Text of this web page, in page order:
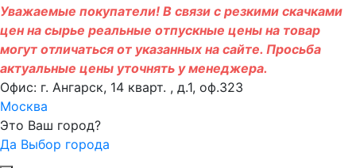
Уважаемые покупатели! В связи с резкими скачками
цен на сырье реальные отпускные цены на товар
могут отличаться от указанных на сайте. Просьба
актуальные цены уточнять у менеджера.
Офис: г. Ангарск, 14 кварт. , д.1, оф.323
Москва
Это Ваш город?
Да Выбор города